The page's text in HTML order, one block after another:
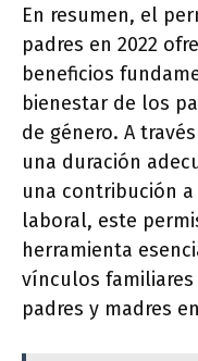
En resumen, el
padres en 2022
beneficios
bienestar de los
de género. A
una duración
una contribución
laboral, este
herramienta
vínculos
padres y madres